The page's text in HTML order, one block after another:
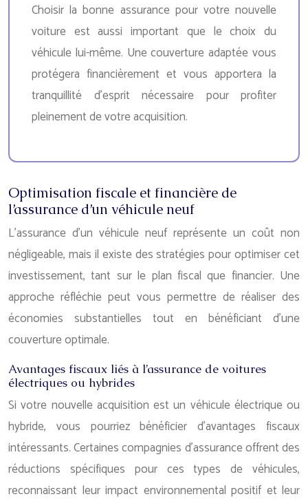
Choisir la bonne assurance pour votre nouvelle
voiture est aussi important que le choix du
véhicule lui-même. Une couverture adaptée vous
protégera financièrement et vous apportera la
tranquillité d’esprit nécessaire pour profiter
pleinement de votre acquisition.
Optimisation fiscale et financière de
l’assurance d’un véhicule neuf
L’assurance d’un véhicule neuf représente un coût non
négligeable, mais il existe des stratégies pour optimiser cet
investissement, tant sur le plan fiscal que financier. Une
approche réfléchie peut vous permettre de réaliser des
économies substantielles tout en bénéficiant d’une
couverture optimale.
Avantages fiscaux liés à l’assurance de voitures
électriques ou hybrides
Si votre nouvelle acquisition est un véhicule électrique ou
hybride, vous pourriez bénéficier d’avantages fiscaux
intéressants. Certaines compagnies d’assurance offrent des
réductions spécifiques pour ces types de véhicules,
reconnaissant leur impact environnemental positif et leur